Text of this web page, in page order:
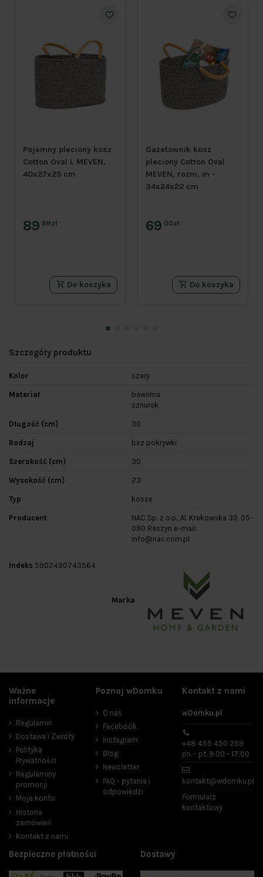
Pojemny pleciony kosz
Cotton Oval L MEVEN,
40x27x25 cm
89 99zł
Do koszyka
Gazetownik kosz
pleciony Cotton Oval
MEVEN, rozm. m -
34x24x22 cm
69 00zł
Do koszyka
Szczegóły produktu
Kolor szary
Materiał
bawełna
sznurek
Długość (cm) 30
Rodzaj bez pokrywki
Szerokość (cm) 30
Wysokość (cm) 23
Typ kosze
Producent
NAC Sp. z o.o., Al. Krakowska 39, 05-
090 Raszyn e-mail:
info@nac.com.pl
Marka
Indeks 5902490743564
Ważne
informacje
Regulamin
Dostawa i Zwroty
Polityka
Prywatności
Regulaminy
promocji
Moje konto
Historia
zamówień
Kontakt z nami
Poznaj wDomku
O nas
Facebook
Instagram
Blog
Newsletter
FAQ - pytania i
odpowiedzi
Kontakt z nami
wDomku.pl
+48 455 450 259
pn. - pt. 9:00 - 17:00
kontakt@wdomku.pl
Formularz
kontaktowy
Bezpieczne płatności Dostawy